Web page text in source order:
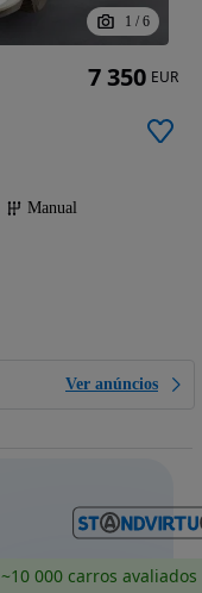
1 / 6
Manual
Ver anúncios
7 350 EUR
~10 000 carros